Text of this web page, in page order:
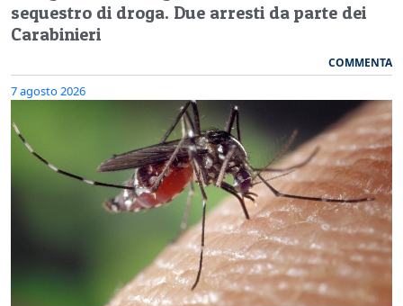
sequestro di droga. Due arresti da parte dei
Carabinieri
COMMENTA
7 agosto 2026